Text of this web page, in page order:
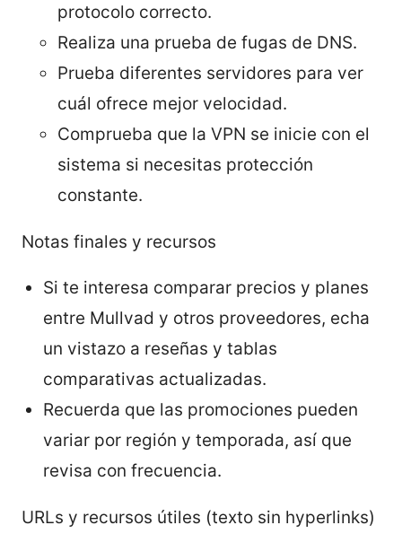
protocolo correcto.
Realiza una prueba de fugas de DNS.
Prueba diferentes servidores para ver
cuál ofrece mejor velocidad.
Comprueba que la VPN se inicie con el
sistema si necesitas protección
constante.
Notas finales y recursos
Si te interesa comparar precios y planes
entre Mullvad y otros proveedores, echa
un vistazo a reseñas y tablas
comparativas actualizadas.
Recuerda que las promociones pueden
variar por región y temporada, así que
revisa con frecuencia.
URLs y recursos útiles (texto sin hyperlinks)